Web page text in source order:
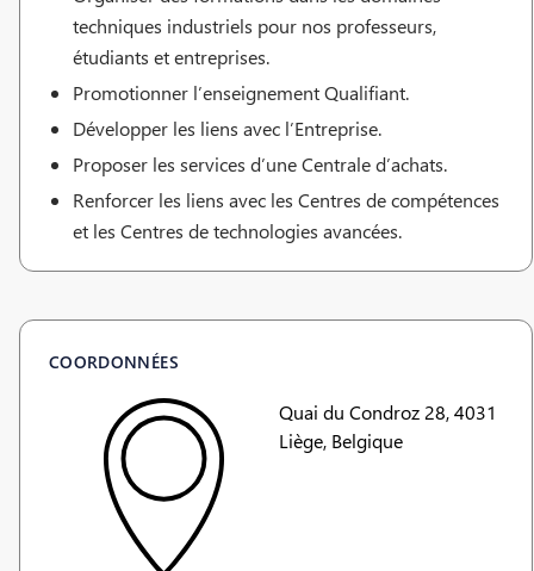
techniques industriels pour nos professeurs,
étudiants et entreprises.
Promotionner l’enseignement Qualifiant.
Développer les liens avec l’Entreprise.
Proposer les services d’une Centrale d’achats.
Renforcer les liens avec les Centres de compétences
et les Centres de technologies avancées.
COORDONNÉES
Quai du Condroz 28, 4031
Liège, Belgique